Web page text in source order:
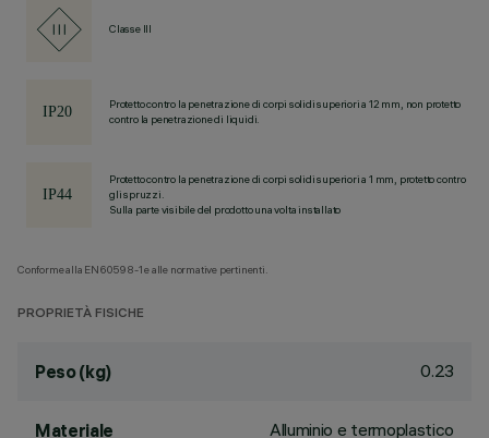
Classe III
Protetto contro la penetrazione di corpi solidi superiori a 12 mm, non protetto
contro la penetrazione di liquidi.
Protetto contro la penetrazione di corpi solidi superiori a 1 mm, protetto contro
gli spruzzi.
Sulla parte visibile del prodotto una volta installato
Conforme alla EN60598-1 e alle normative pertinenti.
PROPRIETÀ FISICHE
Peso (kg) 0.23
Materiale Alluminio e termoplastico